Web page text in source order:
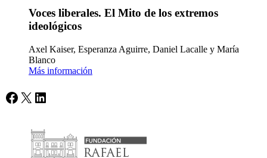
Voces liberales. El Mito de los extremos
ideológicos
Axel Kaiser, Esperanza Aguirre, Daniel Lacalle y María
Blanco
Más información
Facebook
X LinkedIn